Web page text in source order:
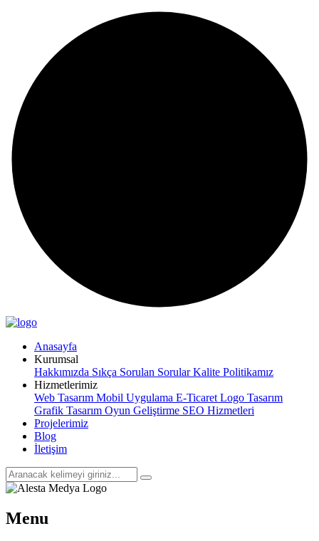
Anasayfa
Kurumsal
Hakkımızda Sıkça Sorulan SorularKalite Politikamız
Hizmetlerimiz
Web Tasarım Mobil Uygulama E-Ticaret Logo Tasarım
Grafik Tasarım Oyun Geliştirme SEO Hizmetleri
Projelerimiz
Blog
İletişim
Menu